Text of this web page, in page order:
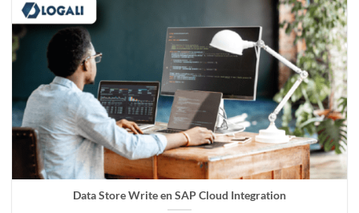
Data Store Write en SAP Cloud Integration